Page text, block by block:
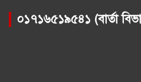
০১৭১৬৫১৯৫৪১ (বার্তা